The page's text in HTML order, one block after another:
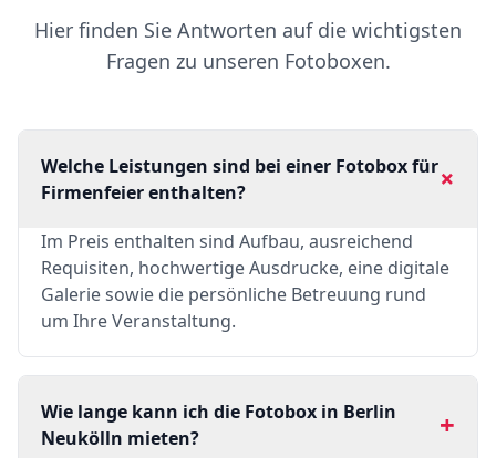
Hier finden Sie Antworten auf die wichtigsten
Fragen zu unseren Fotoboxen.
Welche Leistungen sind bei einer Fotobox für
Firmenfeier enthalten?
+
Im Preis enthalten sind Aufbau, ausreichend
Requisiten, hochwertige Ausdrucke, eine digitale
Galerie sowie die persönliche Betreuung rund
um Ihre Veranstaltung.
Wie lange kann ich die Fotobox in Berlin
Neukölln mieten?
+